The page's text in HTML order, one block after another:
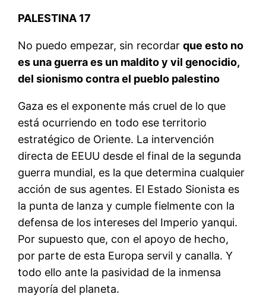
PALESTINA 17
No puedo empezar, sin recordarque esto no
es una guerra es un maldito y vil genocidio,
del sionismo contra el pueblo palestino
Gaza es el exponente más cruel de lo que
está ocurriendo en todo ese territorio
estratégico de Oriente. La intervención
directa de EEUU desde el final de la segunda
guerra mundial, es la que determina cualquier
acción de sus agentes. El Estado Sionista es
la punta de lanza y cumple fielmente con la
defensa de los intereses del Imperio yanqui.
Por supuesto que, con el apoyo de hecho,
por parte de esta Europa servil y canalla. Y
todo ello ante la pasividad de la inmensa
mayoría del planeta.